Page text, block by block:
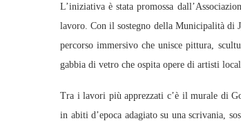
L’iniziativa è stata promossa
lavoro. Con il sostegno della Municipalità di
percorso immersivo che unisce pittura,
gabbia di vetro che ospita opere di artisti
Tra i lavori più apprezzati c’è il murale di
in abiti d’epoca adagiato su una scrivania,